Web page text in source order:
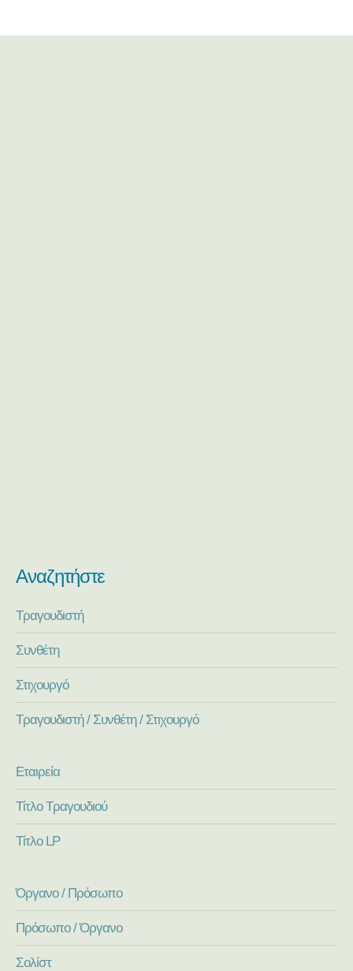
Αναζητήστε
Τραγουδιστή
Συνθέτη
Στιχουργό
Τραγουδιστή / Συνθέτη / Στιχουργό
Εταιρεία
Τίτλο Τραγουδιού
Τίτλο LP
Όργανο / Πρόσωπο
Πρόσωπο / Όργανο
Σολίστ